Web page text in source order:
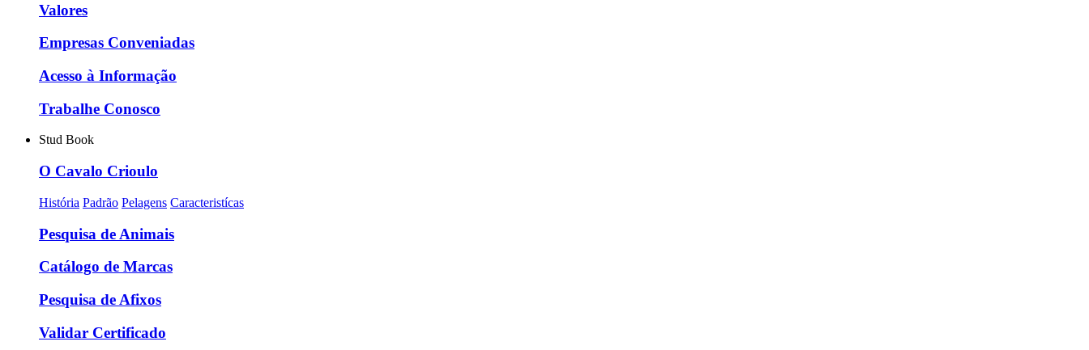
Valores
Empresas Conveniadas
Acesso à Informação
Trabalhe Conosco
Stud Book
O Cavalo Crioulo
História Padrão Pelagens Caracteristícas
Pesquisa de Animais
Catálogo de Marcas
Pesquisa de Afixos
Validar Certificado